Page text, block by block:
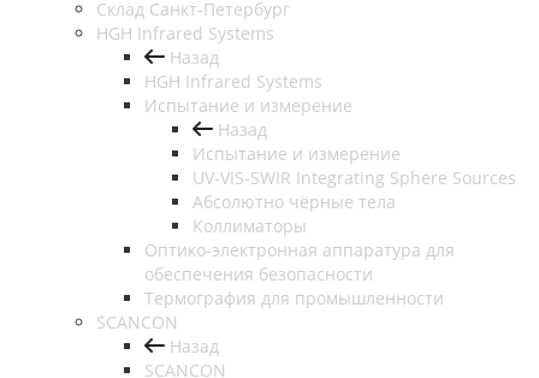
Cклад Санкт-Петербург
HGH Infrared Systems
Назад
HGH Infrared Systems
Испытание и измерение
Назад
Испытание и измерение
UV-VIS-SWIR Integrating Sphere Sources
Абсолютно чёрные тела
Коллиматоры
Оптико-электронная аппаратура для
обеспечения безопасности
Термография для промышленности
SCANCON
Назад
SCANCON